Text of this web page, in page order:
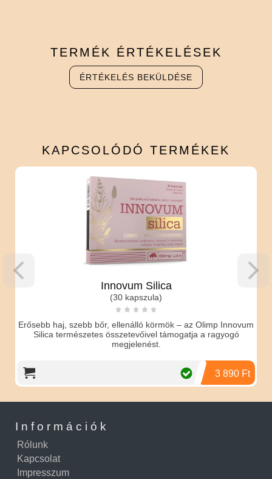
TERMÉK ÉRTÉKELÉSEK
ÉRTÉKELÉS BEKÜLDÉSE
KAPCSOLÓDÓ TERMÉKEK
Innovum Silica
(30 kapszula)
Erősebb haj, szebb bőr, ellenálló körmök – az Olimp Innovum
Silica természetes összetevőivel támogatja a ragyogó
megjelenést.
3 890 Ft
Információk
Rólunk
Kapcsolat
Impresszum